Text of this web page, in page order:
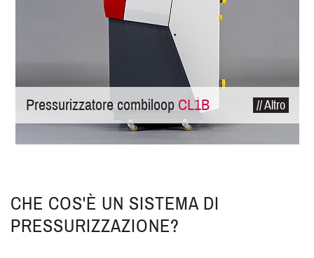
Pressurizzatore combiloop CL1B // Altro
CHE COS'È UN SISTEMA DI
PRESSURIZZAZIONE?